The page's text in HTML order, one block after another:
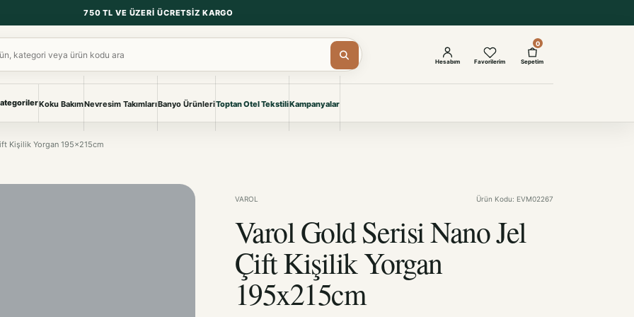
750 TL VE ÜZERI ÜCRETSIZ KARGO
NEVRESIM & PIKE
KURUMSAL ÇÖZÜMLER
Projelere özel, dayanıklı tekstil
seçkileri.
Koku BakımNevresim TakımlarıBanyo ÜrünleriToptan Otel TekstiliKampanyalar
Hesabım Favorilerim
0
Sepetim
Kişilik Yorgan 195x215cm
VAROL Ürün Kodu: EVM02267
Varol Gold Serisi Nano Jel
Çift Kişilik Yorgan
195x215cm